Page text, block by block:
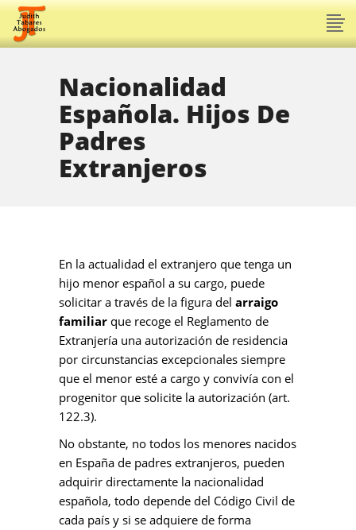
Nacionalidad
Española. Hijos De
Padres
Extranjeros
En la actualidad el extranjero que tenga un
hijo menor español a su cargo, puede
solicitar a través de la figura del arraigo
familiar que recoge el Reglamento de
Extranjería una autorización de residencia
por circunstancias excepcionales siempre
que el menor esté a cargo y convivía con el
progenitor que solicite la autorización (art.
122.3).
No obstante, no todos los menores nacidos
en España de padres extranjeros, pueden
adquirir directamente la nacionalidad
española, todo depende del Código Civil de
cada país y si se adquiere de forma